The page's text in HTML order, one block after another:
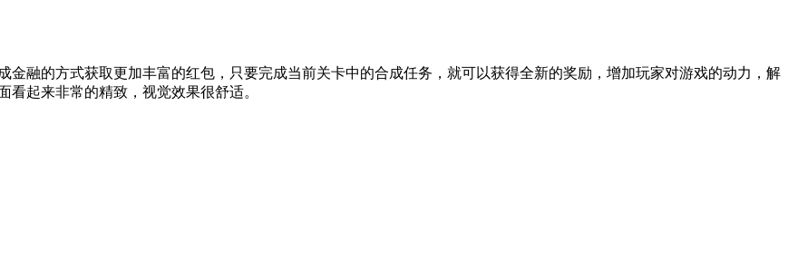
融的方式获取更加丰富的红包，只要完成当前关卡中的合成任务，就可以获得全新的奖励，增加玩家对游戏的动力，解
起来非常的精致，视觉效果很舒适。